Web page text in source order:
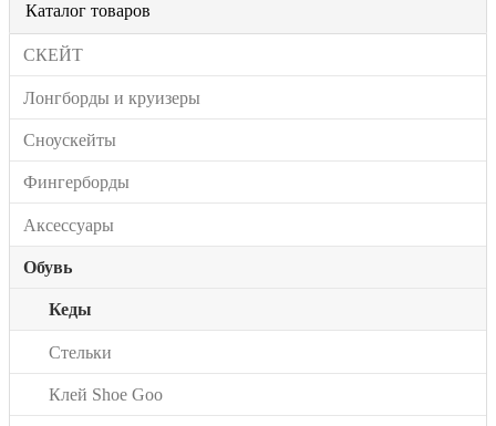
Каталог товаров
СКЕЙТ
Лонгборды и круизеры
Сноускейты
Фингерборды
Аксессуары
Обувь
Кеды
Стельки
Клей Shoe Goo